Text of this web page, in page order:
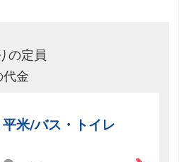
の定員
代金
米/バス・トイレ